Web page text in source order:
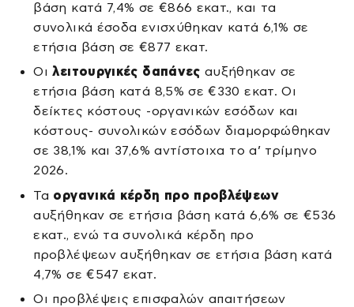
βάση κατά 7,4% σε €866 εκατ., και τα
συνολικά έσοδα ενισχύθηκαν κατά 6,1% σε
ετήσια βάση σε €877 εκατ.
Οιλειτουργικές δαπάνες αυξήθηκαν σε
ετήσια βάση κατά 8,5% σε €330 εκατ. Οι
δείκτες κόστους -οργανικών εσόδων και
κόστους- συνολικών εσόδων διαμορφώθηκαν
σε 38,1% και 37,6% αντίστοιχα το α’ τρίμηνο
2026.
Τα οργανικά κέρδη προ προβλέψεων
αυξήθηκαν σε ετήσια βάση κατά 6,6% σε €536
εκατ., ενώ τα συνολικά κέρδη προ
προβλέψεων αυξήθηκαν σε ετήσια βάση κατά
4,7% σε €547 εκατ.
Οι προβλέψεις επισφαλών απαιτήσεων